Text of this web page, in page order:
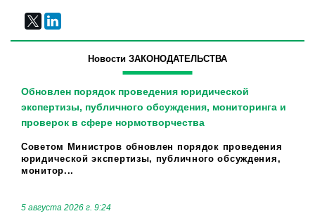
Новости ЗАКОНОДАТЕЛЬСТВА
Обновлен порядок проведения юридической
экспертизы, публичного обсуждения, мониторинга и
проверок в сфере нормотворчества
Советом Министров обновлен порядок проведения
юридической экспертизы, публичного обсуждения,
монитор...
5 августа 2026 г. 9:24